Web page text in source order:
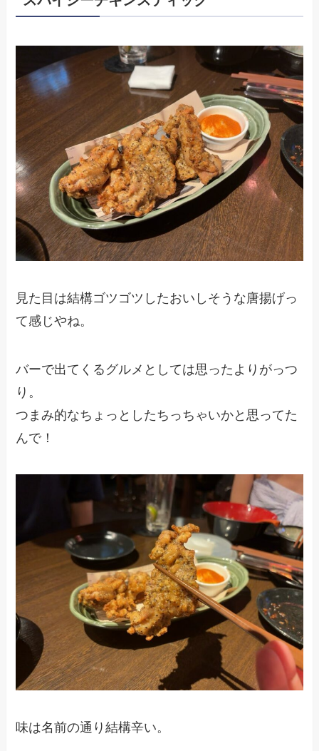
見た目は結構ゴツゴツしたおいしそうな唐揚げっ
て感じやね。
バーで出てくるグルメとしては思ったよりがっつ
り。
つまみ的なちょっとしたちっちゃいかと思ってた
んで！
味は名前の通り結構辛い。